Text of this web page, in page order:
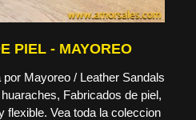
PIEL - MAYOREO
Mayoreo / Leather Sandals
Fabricados de piel,
flexible. Vea toda la coleccion